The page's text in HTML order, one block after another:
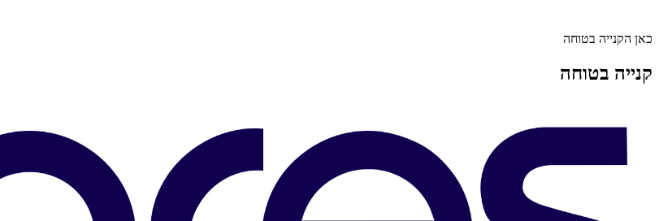
כאן הקנייה בטוחה
קנייה בטוחה